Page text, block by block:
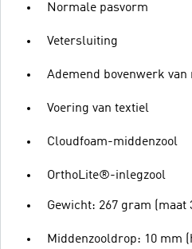
Normale pasvorm
Vetersluiting
Ademend bovenwerk van
Voering van textiel
Cloudfoam-middenzool
OrthoLite®-inlegzool
Gewicht: 267 gram (maat
Middenzooldrop: 10 mm